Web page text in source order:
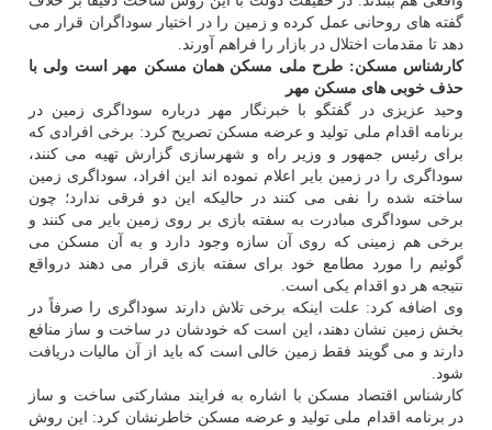
گفته های روحانی عمل كرده و زمین را در اختیار سوداگران قرار می
دهد تا مقدمات اختلال در بازار را فراهم آورند.
كارشناس مسكن: طرح ملی مسكن همان مسكن مهر است ولی با
حذف خوبی های مسكن مهر
وحید عزیزی در گفتگو با خبرنگار مهر درباره سوداگری زمین در
برنامه اقدام ملی تولید و عرضه مسكن تصریح كرد: برخی افرادی كه
برای رئیس جمهور و وزیر راه و شهرسازی گزارش تهیه می كنند،
سوداگری را در زمین بایر اعلام نموده اند این افراد، سوداگری زمین
ساخته شده را نفی می كنند در حالیكه این دو فرقی ندارد؛ چون
برخی سوداگری مبادرت به سفته بازی بر روی زمین بایر می كنند و
برخی هم زمینی كه روی آن سازه وجود دارد و به آن مسكن می
گوئیم را مورد مطامع خود برای سفته بازی قرار می دهند درواقع
نتیجه هر دو اقدام یكی است.
وی اضافه كرد: علت اینكه برخی تلاش دارند سوداگری را صرفاً در
بخش زمین نشان دهند، این است كه خودشان در ساخت و ساز منافع
دارند و می گویند فقط زمین خالی است كه باید از آن مالیات دریافت
شود.
كارشناس اقتصاد مسكن با اشاره به فرایند مشاركتی ساخت و ساز
در برنامه اقدام ملی تولید و عرضه مسكن خاطرنشان كرد: این روش